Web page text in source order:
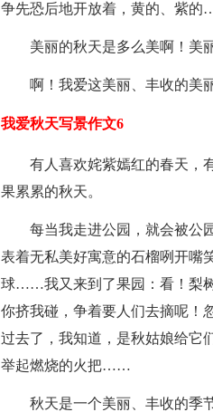
争先恐后地开放着，黄的、紫的
美丽的秋天是多么美啊！美
啊！我爱这美丽、丰收的美
我爱秋天写景作文6
有人喜欢姹紫嫣红的春天，
果累累的秋天。
每当我走进公园，就会被公
表着无私美好寓意的石榴咧开嘴
球……我又来到了果园：看！梨
你挤我碰，争着要人们去摘呢！
过去了，我知道，是秋姑娘给它
举起燃烧的火把……
秋天是一个美丽、丰收的季